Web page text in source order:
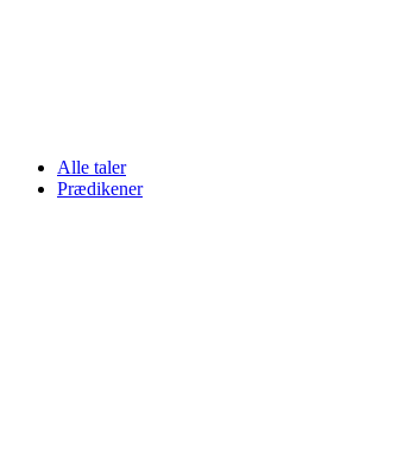
Alle taler
Prædikener